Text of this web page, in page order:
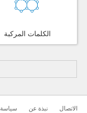
الكلمات المركبة
نبذة عن الاتصال